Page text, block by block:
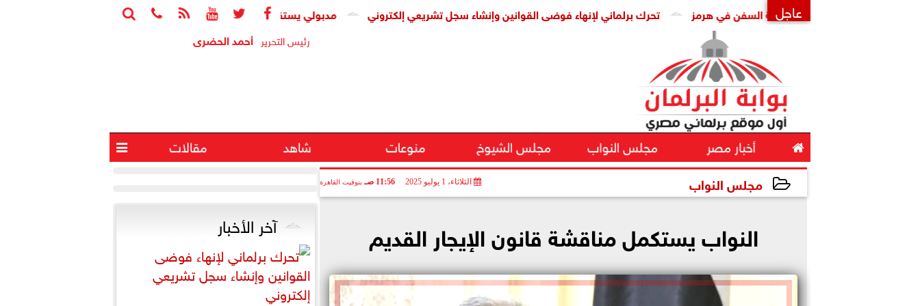





 عاجل وزارة التعليم: عدد ساعات مدبولي يستقبل المدير العام لمنظمة اليونسكو تحرك برلماني لإنهاء فوضى القوانين وإنشاء سجل تشريعي إلكتروني إيراني-عُماني لإدارة حركة السفن في هرمز
رئيس التحرير أحمد الحضرى
 أخبار مصر مجلس النواب مجلس الشيوخ منوعات شاهد مقالات 
مجلس النواب الثلاثاء، 1 يوليو 2025 11:56 صـ بتوقيت القاهرة
النواب يستكمل مناقشة قانون الإيجار القديم آخر الأخبار